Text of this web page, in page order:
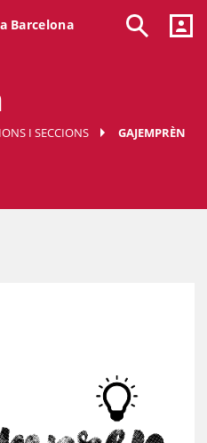
Barcelona
I SECCIONS GAJEMPRÈN